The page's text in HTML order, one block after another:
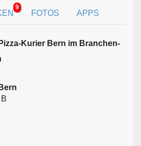
9
FOTOS APPS
Kurier Bern im Branchen­